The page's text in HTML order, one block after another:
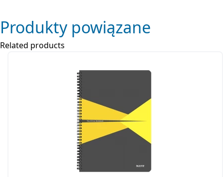
Produkty powiązane
Related products